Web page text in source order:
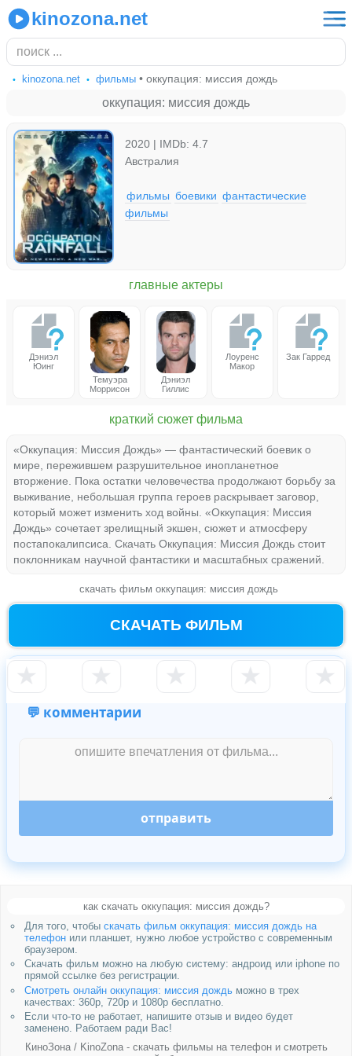
kinozona.net
kinozona.net фильмы • оккупация: миссия дождь
оккупация: миссия дождь
2020 | IMDb: 4.7
Австралия
фильмы боевики фантастические
фильмы
главные актеры
Дэниэл
Юинг
Темуэра
Моррисон
Дэниэл
Гиллис
Лоуренс
Макор
Зак Гарред
краткий сюжет фильма
«Оккупация: Миссия Дождь» — фантастический боевик о
мире, пережившем разрушительное инопланетное
вторжение. Пока остатки человечества продолжают борьбу за
выживание, небольшая группа героев раскрывает заговор,
который может изменить ход войны. «Оккупация: Миссия
Дождь» сочетает зрелищный экшен, сюжет и атмосферу
постапокалипсиса. Скачать Оккупация: Миссия Дождь стоит
поклонникам научной фантастики и масштабных сражений.
скачать фильм оккупация: миссия дождь
СКАЧАТЬ ФИЛЬМ
★ ★ ★ ★ ★
💬 комментарии
отправить
как скачать оккупация: миссия дождь?
Для того, чтобы скачать фильм оккупация: миссия дождь на
телефонили планшет, нужно любое устройство с современным
браузером.
Скачать фильм можно на любую систему: андроид или iphone по
прямой ссылке без регистрации.
Смотреть онлайн оккупация: миссия дождьможно в трех
качествах: 360p, 720p и 1080p бесплатно.
Если что-то не работает, напишите отзыв и видео будет
заменено. Работаем ради Вас!
КиноЗона / KinoZona - скачать фильмы на телефон и смотреть